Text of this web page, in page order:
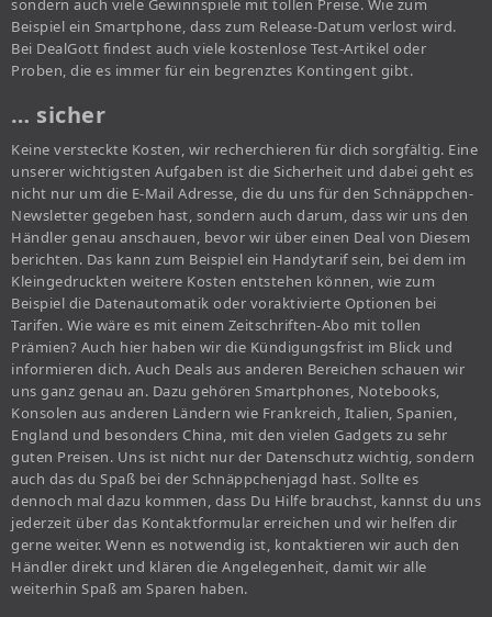
sondern auch viele Gewinnspiele mit tollen Preise. Wie zum
Beispiel ein Smartphone, dass zum Release-Datum verlost wird.
Bei DealGott findest auch viele kostenlose Test-Artikel oder
Proben, die es immer für ein begrenztes Kontingent gibt.
… sicher
Keine versteckte Kosten, wir recherchieren für dich sorgfältig. Eine
unserer wichtigsten Aufgaben ist die Sicherheit und dabei geht es
nicht nur um die E-Mail Adresse, die du uns für den Schnäppchen-
Newsletter gegeben hast, sondern auch darum, dass wir uns den
Händler genau anschauen, bevor wir über einen Deal von Diesem
berichten. Das kann zum Beispiel ein Handytarif sein, bei dem im
Kleingedruckten weitere Kosten entstehen können, wie zum
Beispiel die Datenautomatik oder voraktivierte Optionen bei
Tarifen. Wie wäre es mit einem Zeitschriften-Abo mit tollen
Prämien? Auch hier haben wir die Kündigungsfrist im Blick und
informieren dich. Auch Deals aus anderen Bereichen schauen wir
uns ganz genau an. Dazu gehören Smartphones, Notebooks,
Konsolen aus anderen Ländern wie Frankreich, Italien, Spanien,
England und besonders China, mit den vielen Gadgets zu sehr
guten Preisen. Uns ist nicht nur der Datenschutz wichtig, sondern
auch das du Spaß bei der Schnäppchenjagd hast. Sollte es
dennoch mal dazu kommen, dass Du Hilfe brauchst, kannst du uns
jederzeit über das Kontaktformular erreichen und wir helfen dir
gerne weiter. Wenn es notwendig ist, kontaktieren wir auch den
Händler direkt und klären die Angelegenheit, damit wir alle
weiterhin Spaß am Sparen haben.